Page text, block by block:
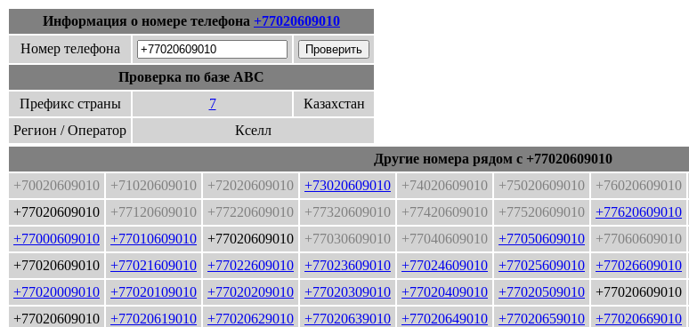
Информация о номере телефона +77020609010
Номер телефона
Проверка по базе ABC
Префикс страны
7
Казахстан
Регион / Оператор
Кселл
Другие номера рядом с +77020609010
+70020609010
+71020609010 +72020609010 +73020609010 +74020609010 +75020609010 +76020609010
+77020609010
+77120609010 +77220609010 +77320609010 +77420609010 +77520609010 +77620609010
+77000609010
+77010609010 +77020609010 +77030609010 +77040609010 +77050609010 +77060609010
+77020609010
+77021609010 +77022609010 +77023609010 +77024609010 +77025609010 +77026609010
+77020009010
+77020109010 +77020209010 +77020309010 +77020409010 +77020509010 +77020609010
+77020609010
+77020619010 +77020629010 +77020639010 +77020649010 +77020659010 +77020669010